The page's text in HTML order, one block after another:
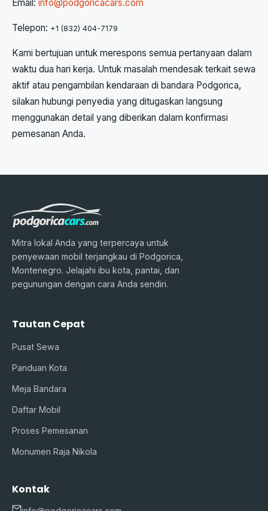
Email: info@podgoricacars.com
Telepon: +1 (832) 404-7179
Kami bertujuan untuk merespons semua pertanyaan dalam
waktu dua hari kerja. Untuk masalah mendesak terkait sewa
aktif atau pengambilan kendaraan di bandara Podgorica,
silakan hubungi penyedia yang ditugaskan langsung
menggunakan detail yang diberikan dalam konfirmasi
pemesanan Anda.
Mitra lokal Anda yang terpercaya untuk
penyewaan mobil terjangkau di Podgorica,
Montenegro. Jelajahi ibu kota, pantai, dan
pegunungan dengan cara Anda sendiri.
Tautan Cepat
Pusat Sewa
Panduan Kota
Meja Bandara
Daftar Mobil
Proses Pemesanan
Monumen Raja Nikola
Kontak